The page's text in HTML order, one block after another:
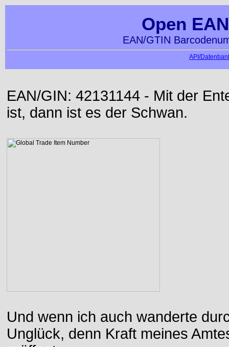
Open
EAN/GTIN
API/
EAN/GIN: 42131144 - Mit der
ist, dann ist es der Schwan.
Und wenn ich auch wanderte
Unglück, denn Kraft meines